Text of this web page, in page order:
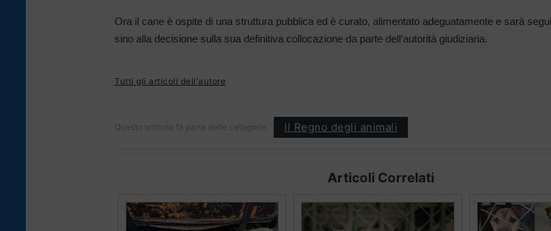
Ora il cane è ospite di una struttura pubblica ed è curato, alimentato adeguatamente e sarà
sino alla decisione sulla sua definitiva collocazione da parte dell’autorità giudiziaria.
Tutti gli articoli dell'autore
Questo articolo fa parte delle categorie: Il Regno degli animali
Articoli Correlati